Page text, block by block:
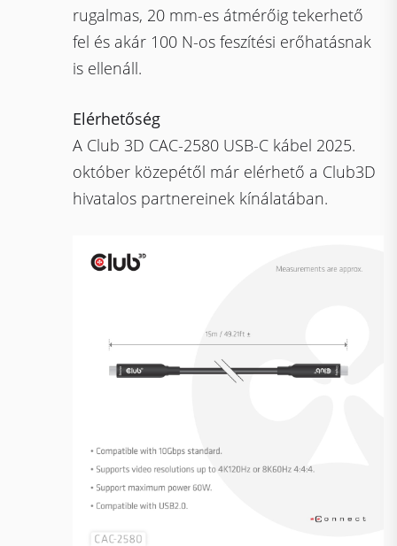
rugalmas, 20 mm-es átmérőig tekerhető
fel és akár 100 N-os feszítési erőhatásnak
is ellenáll.
Elérhetőség
A Club 3D CAC-2580 USB-C kábel 2025.
október közepétől már elérhető a Club3D
hivatalos partnereinek kínálatában.